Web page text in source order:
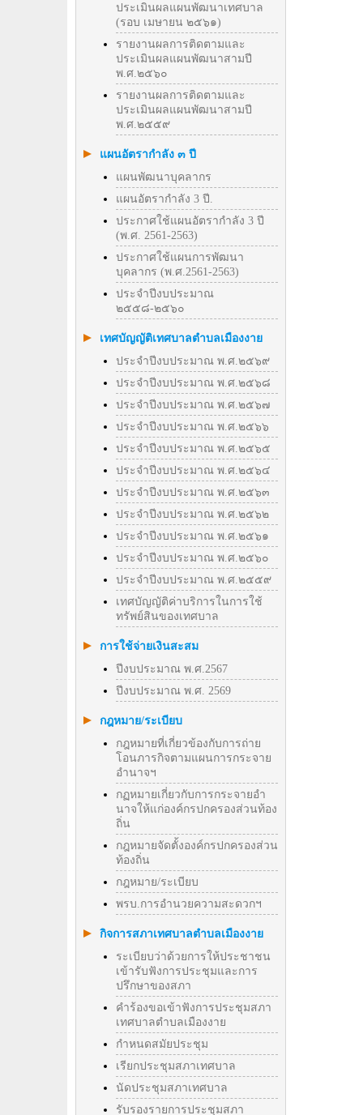
ประเมินผลแผนพัฒนาเทศบาล
(รอบ เมษายน ๒๕๖๑)
รายงานผลการติดตามและ
ประเมินผลแผนพัฒนาสามปี
พ.ศ.๒๕๖๐
รายงานผลการติดตามและ
ประเมินผลแผนพัฒนาสามปี
พ.ศ.๒๕๕๙
แผนอัตรากำลัง ๓ ปี
แผนพัฒนาบุคลากร
แผนอัตรากำลัง 3 ปี.
ประกาศใช้แผนอัตรากำลัง 3 ปี
(พ.ศ. 2561-2563)
ประกาศใช้แผนการพัฒนา
บุคลากร (พ.ศ.2561-2563)
ประจำปีงบประมาณ
๒๕๕๘-๒๕๖๐
เทศบัญญัติเทศบาลตำบลเมืองงาย
ประจำปีงบประมาณ พ.ศ.๒๕๖๙
ประจำปีงบประมาณ พ.ศ.๒๕๖๘
ประจำปีงบประมาณ พ.ศ.๒๕๖๗
ประจำปีงบประมาณ พ.ศ.๒๕๖๖
ประจำปีงบประมาณ พ.ศ.๒๕๖๕
ประจำปีงบประมาณ พ.ศ.๒๕๖๔
ประจำปีงบประมาณ พ.ศ.๒๕๖๓
ประจำปีงบประมาณ พ.ศ.๒๕๖๒
ประจำปีงบประมาณ พ.ศ.๒๕๖๑
ประจำปีงบประมาณ พ.ศ.๒๕๖๐
ประจำปีงบประมาณ พ.ศ.๒๕๕๙
เทศบัญญัติค่าบริการในการใช้
ทรัพย์สินของเทศบาล
การใช้จ่ายเงินสะสม
ปีงบประมาณ พ.ศ.2567
ปีงบประมาณ พ.ศ. 2569
กฎหมาย/ระเบียบ
กฎหมายที่เกี่ยวข้องกับการถ่าย
โอนภารกิจตามแผนการกระจาย
อำนาจฯ
กฏหมายเกี่ยวกับการกระจายอำ
นาจให้แก่องค์กรปกครองส่วนท้อง
ถิ่น
กฎหมายจัดตั้งองค์กรปกครองส่วน
ท้องถิ่น
กฎหมาย/ระเบียบ
พรบ.การอำนวยความสะดวกฯ
กิจการสภาเทศบาลตำบลเมืองงาย
ระเบียบว่าด้วยการให้ประชาชน
เข้ารับฟังการประชุมและการ
ปรึกษาของสภา
คำร้องขอเข้าฟังการประชุมสภา
เทศบาลตำบลเมืองงาย
กำหนดสมัยประชุม
เรียกประชุมสภาเทศบาล
นัดประชุมสภาเทศบาล
รับรองรายการประชุมสภา